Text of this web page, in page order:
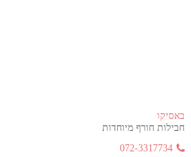
באסיקו
חבילות חורף מיוחדות
072-3317734